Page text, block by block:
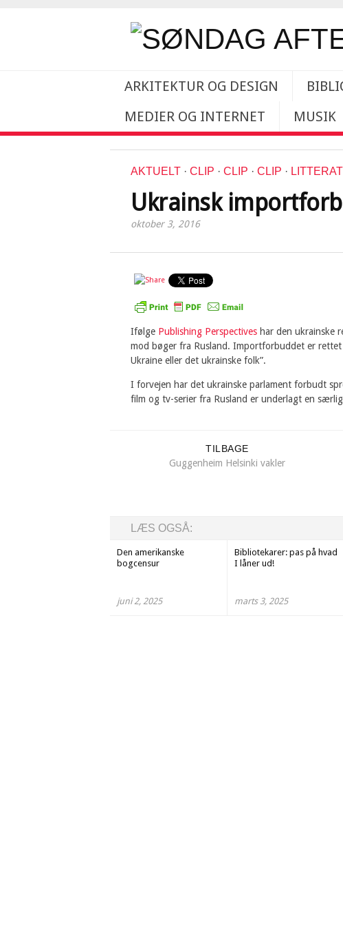
ARKITEKTUR OG DESIGN
MEDIER OG INTERNET
MUSIK
AKTUELT · CLIP · CLIP · CLIP ·
Ukrainsk
oktober 3, 2016
Ifølge Publishing Perspectives har den ukrainske
mod bøger fra Rusland. Importforbuddet er
Ukraine eller det ukrainske folk”.
I forvejen har det ukrainske parlament forbudt
film og tv-serier fra Rusland er underlagt en
TILBAGE
Guggenheim Helsinki vakler
LÆS OGSÅ:
Den amerikanske
bogcensur
juni 2, 2025
Bibliotekarer: pas på hvad
I låner ud!
marts 3, 2025